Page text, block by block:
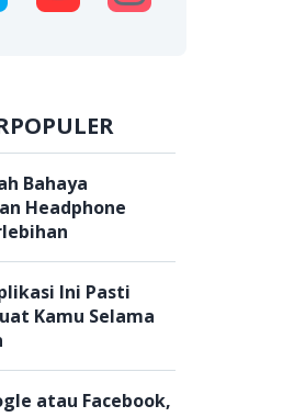
Bahaya
Headphone
Ini Pasti
Kamu Selama
atau Facebook,